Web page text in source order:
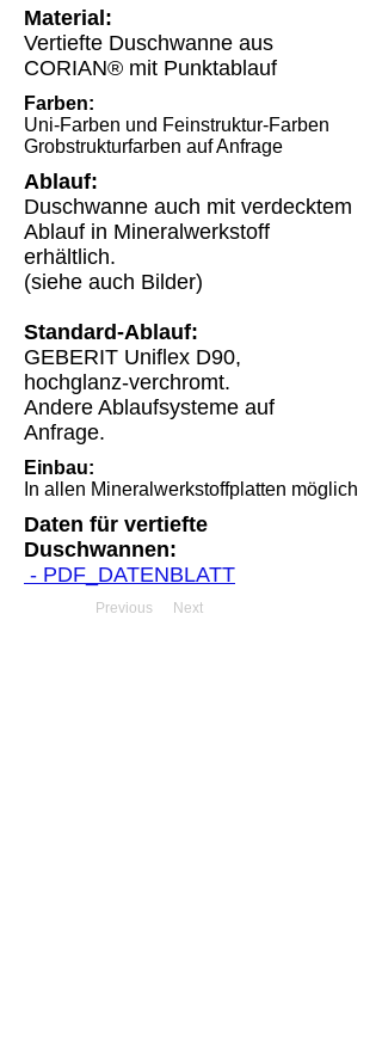
Material:
Vertiefte Duschwanne aus
CORIAN® mit Punktablauf
Farben:
Uni-Farben und Feinstruktur-Farben
Grobstrukturfarben auf Anfrage
Ablauf:
Duschwanne auch mit verdecktem
Ablauf in Mineralwerkstoff
erhältlich.
(siehe auch Bilder)
Standard-Ablauf:
GEBERIT Uniflex D90,
hochglanz-verchromt.
Andere Ablaufsysteme auf
Anfrage.
Einbau:
In allen Mineralwerkstoffplatten möglich
Daten für vertiefte
Duschwannen:
- PDF_DATENBLATT
Previous Next